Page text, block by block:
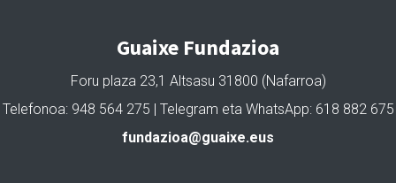
Guaixe Fundazioa
Foru plaza 23,1 Altsasu 31800 (Nafarroa)
Telefonoa: 948 564 275 | Telegram eta WhatsApp: 618 882 675
fundazioa@guaixe.eus